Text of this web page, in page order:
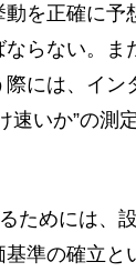
を正確に
らない。
には、イ
速いか”の測
ためには、
準の確立